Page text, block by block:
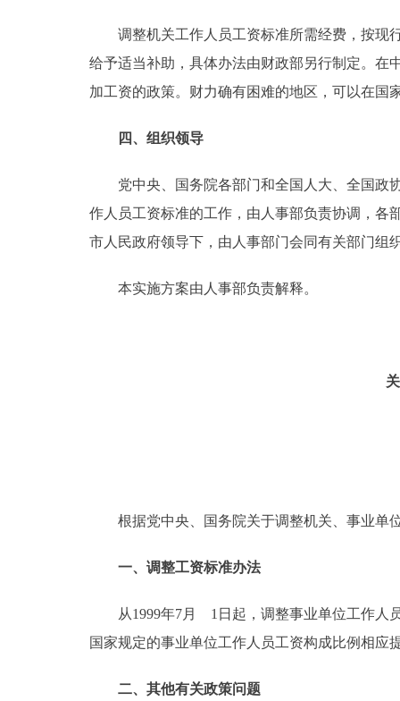
调整机关工作人员工资标准所需经费，按现行
给予适当补助，具体办法由财政部另行制定。在
加工资的政策。财力确有困难的地区，可以在国
四、组织领导
党中央、国务院各部门和全国人大、全国政协
作人员工资标准的工作，由人事部负责协调，各
市人民政府领导下，由人事部门会同有关部门组
本实施方案由人事部负责解释。
根据党中央、国务院关于调整机关、事业单
一、调整工资标准办法
从1999年7月 1日起，调整事业单位工作人员
国家规定的事业单位工作人员工资构成比例相应
二、其他有关政策问题